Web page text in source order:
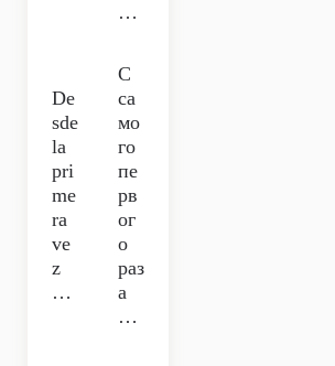
…
De
sde
la
pri
me
ra
vе
z
…
С
са
мо
го
пе
рв
ог
о
раз
а
…